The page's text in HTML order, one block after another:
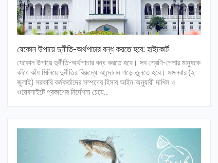
যেকোন উপায়ে দুর্নীতি-অর্থপাচার বন্ধ করতে হবে: হাইকোর্ট
যেকোন উপায়ে দুর্নীতি-অর্থপাচার বন্ধ করতে হবে। সব শ্রেণি-পেশার মানুষকে
কাঁধে কাঁধ মিলিয়ে দুর্নীতির বিরুদ্ধে আন্দোলন গড়ে তুলতে হবে। মঙ্গলবার (২
জুলাই) সরকারি কর্মকর্তাদের সম্পদের হিসাব আইন অনুযায়ী দাখিল ও
ওয়েবসাইটে প্রকাশের নির্দেশনা চেয়ে…